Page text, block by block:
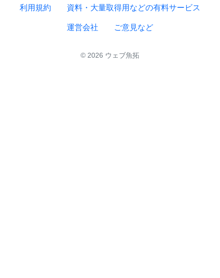
利用規約 資料・大量取得用などの有料サービス
運営会社 ご意見など
© 2026 ウェブ魚拓